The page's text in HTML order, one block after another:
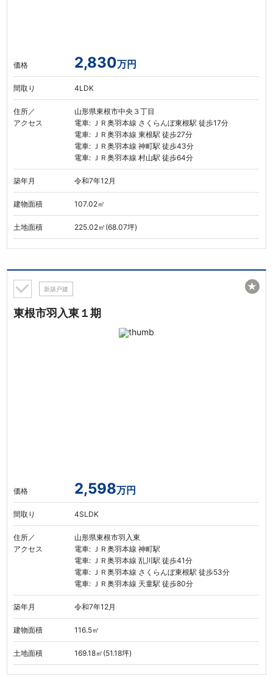
価格 2,830万円
間取り 4LDK
住所／
アクセス
山形県東根市中央３丁目
電車: ＪＲ奥羽本線 さくらんぼ東根駅 徒歩17分
電車: ＪＲ奥羽本線 東根駅 徒歩27分
電車: ＪＲ奥羽本線 神町駅 徒歩43分
電車: ＪＲ奥羽本線 村山駅 徒歩64分
築年月 令和7年12月
建物面積 107.02㎡
土地面積 225.02㎡(68.07坪)
新築戸建
東根市羽入東１期
価格 2,598万円
間取り 4SLDK
住所／
アクセス
山形県東根市羽入東
電車: ＪＲ奥羽本線 神町駅
電車: ＪＲ奥羽本線 乱川駅 徒歩41分
電車: ＪＲ奥羽本線 さくらんぼ東根駅 徒歩53分
電車: ＪＲ奥羽本線 天童駅 徒歩80分
築年月 令和7年12月
建物面積 116.5㎡
土地面積 169.18㎡(51.18坪)
★